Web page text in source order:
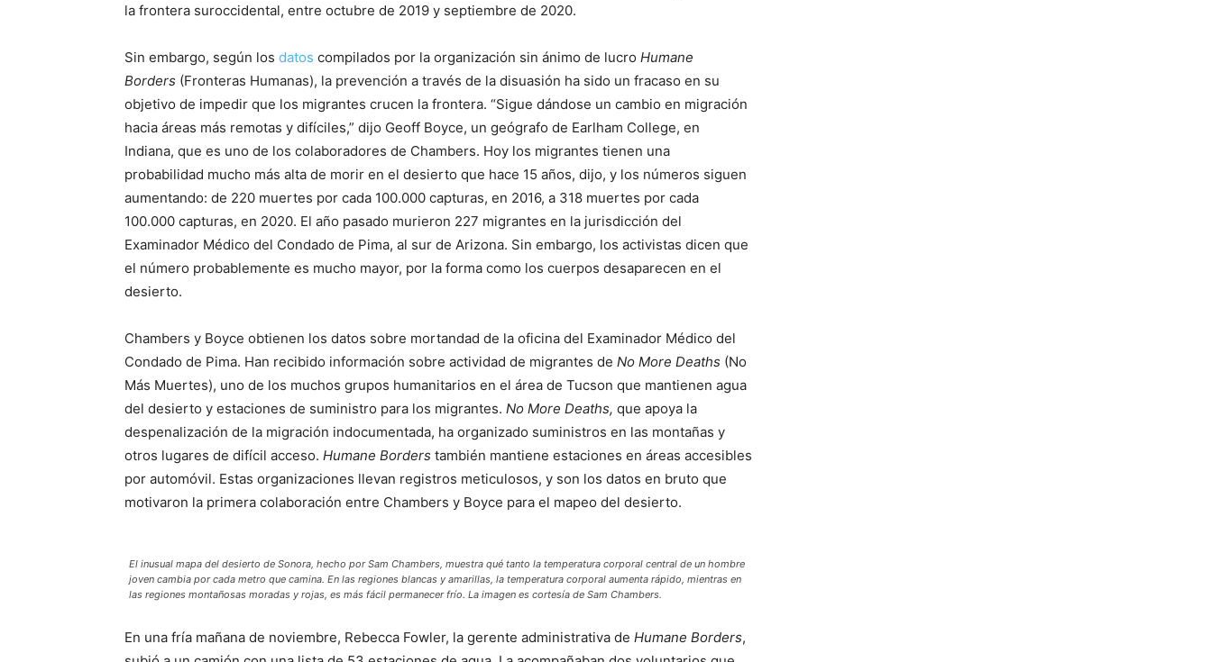
la frontera suroccidental, entre octubre de 2019 y septiembre de 2020.
Sin embargo, según los datos compilados por la organización sin ánimo de lucro Humane
Borders (Fronteras Humanas), la prevención a través de la disuasión ha sido un fracaso en su
objetivo de impedir que los migrantes crucen la frontera. “Sigue dándose un cambio en migración
hacia áreas más remotas y difíciles,” dijo Geoff Boyce, un geógrafo de Earlham College, en
Indiana, que es uno de los colaboradores de Chambers. Hoy los migrantes tienen una
probabilidad mucho más alta de morir en el desierto que hace 15 años, dijo, y los números siguen
aumentando: de 220 muertes por cada 100.000 capturas, en 2016, a 318 muertes por cada
100.000 capturas, en 2020. El año pasado murieron 227 migrantes en la jurisdicción del
Examinador Médico del Condado de Pima, al sur de Arizona. Sin embargo, los activistas dicen que
el número probablemente es mucho mayor, por la forma como los cuerpos desaparecen en el
desierto.
Chambers y Boyce obtienen los datos sobre mortandad de la oficina del Examinador Médico del
Condado de Pima. Han recibido información sobre actividad de migrantes de No More Deaths (No
Más Muertes), uno de los muchos grupos humanitarios en el área de Tucson que mantienen agua
del desierto y estaciones de suministro para los migrantes. No More Deaths, que apoya la
despenalización de la migración indocumentada, ha organizado suministros en las montañas y
otros lugares de difícil acceso. Humane Borders también mantiene estaciones en áreas accesibles
por automóvil. Estas organizaciones llevan registros meticulosos, y son los datos en bruto que
motivaron la primera colaboración entre Chambers y Boyce para el mapeo del desierto.
El inusual mapa del desierto de Sonora, hecho por Sam Chambers, muestra qué tanto la temperatura corporal central de un hombre
joven cambia por cada metro que camina. En las regiones blancas y amarillas, la temperatura corporal aumenta rápido, mientras en
las regiones montañosas moradas y rojas, es más fácil permanecer frío. La imagen es cortesía de Sam Chambers.
En una fría mañana de noviembre, Rebecca Fowler, la gerente administrativa de Humane Borders,